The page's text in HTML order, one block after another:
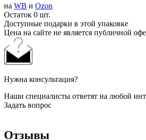
на WB и Ozon
Остаток 0 шт.
Доступные подарки в этой упаковке
Цена на сайте не является публичной
Нужна консультация?
Наши специалисты ответят на любой
Задать вопрос
Отзывы